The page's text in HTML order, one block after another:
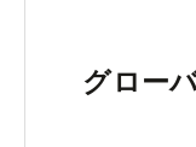
グロー